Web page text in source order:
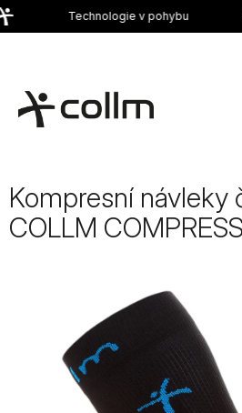
Přejít
na
Technologie v pohybu
Kompresní návleky
COLLM